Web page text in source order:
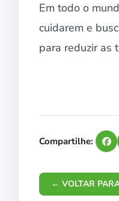
Em todo o
cuidarem e
para reduzir as
Compartilhe:
← VOLTAR